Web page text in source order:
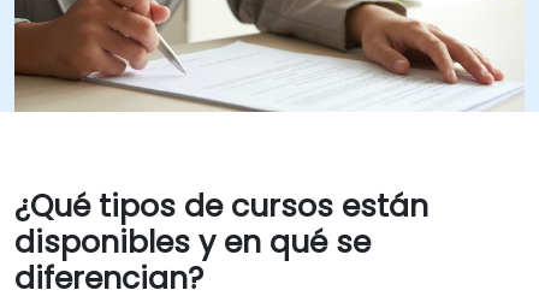
¿Qué tipos de cursos están
disponibles y en qué se
diferencian?